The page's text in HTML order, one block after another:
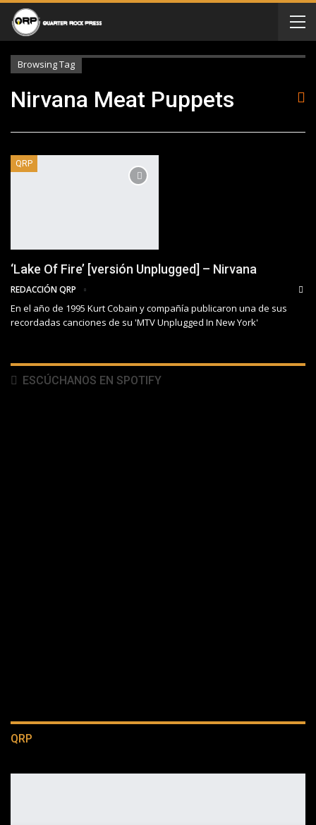
Browsing Tag
Nirvana Meat Puppets
QRP
‘Lake Of Fire’ [versión Unplugged] – Nirvana
REDACCIÓN QRP
En el año de 1995 Kurt Cobain y compañía publicaron una de sus
recordadas canciones de su 'MTV Unplugged In New York'
ESCÚCHANOS EN SPOTIFY
QRP